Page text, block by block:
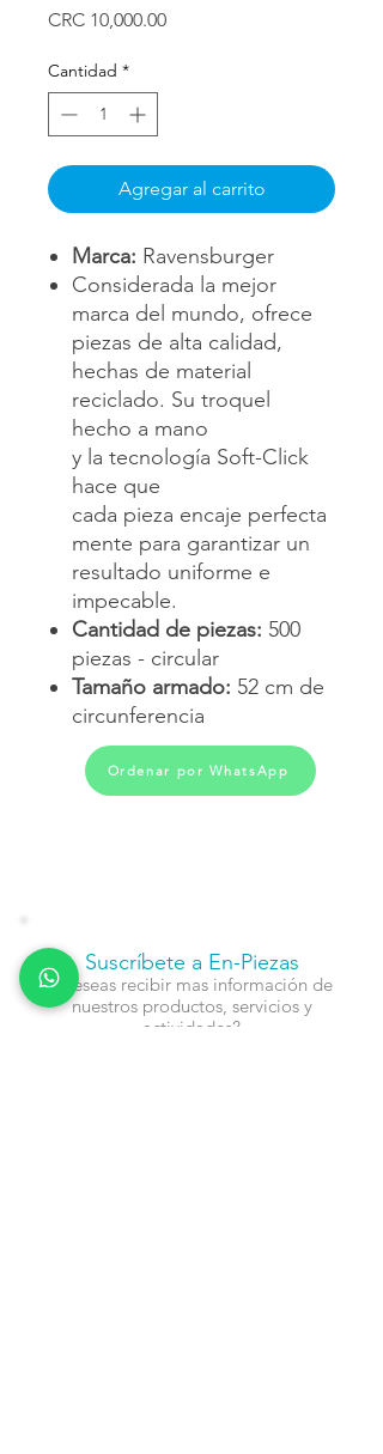
CRC 10,000.00Precio
Cantidad *
Agregar al carrito
Marca: Ravensburger
Considerada la mejor
marca del mundo, ofrece
piezas de alta calidad,
hechas de material
reciclado. Su troquel
hecho a mano
y la tecnología Soft-Click
hace que
cada pieza encaje perfecta
mente para garantizar un
resultado uniforme e
impecable.
Cantidad de piezas: 500
piezas - circular
Tamaño armado: 52 cm de
circunferencia
Ordenar por WhatsApp
Suscríbete a En-Piezas
¿Deseas recibir mas información de
nuestros productos, servicios y
actividades?